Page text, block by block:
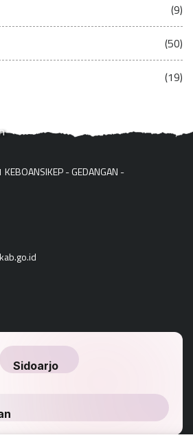
(9)
(50)
(19)
KEBOANSIKEP - GEDANGAN -